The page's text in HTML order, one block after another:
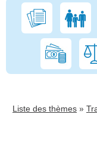
Liste des thèmes »